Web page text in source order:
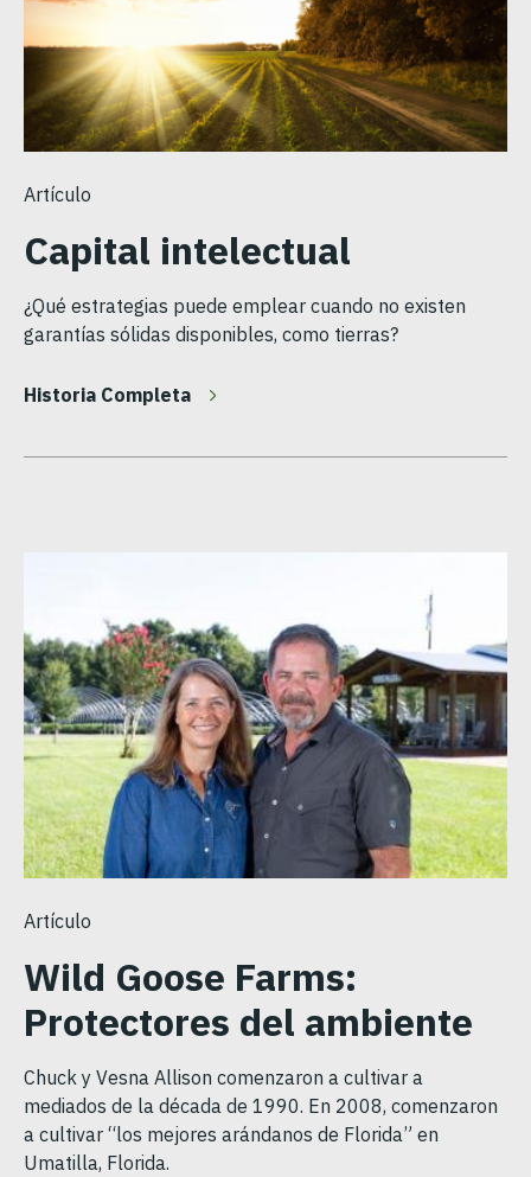
Artículo
Capital intelectual
¿Qué estrategias puede emplear cuando no existen
garantías sólidas disponibles, como tierras?
Historia Completa
Artículo
Wild Goose Farms:
Protectores del ambiente
Chuck y Vesna Allison comenzaron a cultivar a
mediados de la década de 1990. En 2008, comenzaron
a cultivar “los mejores arándanos de Florida” en
Umatilla, Florida.